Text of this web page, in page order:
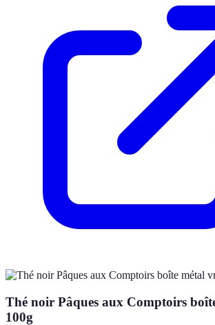
Thé noir Pâques aux Comptoirs
100g